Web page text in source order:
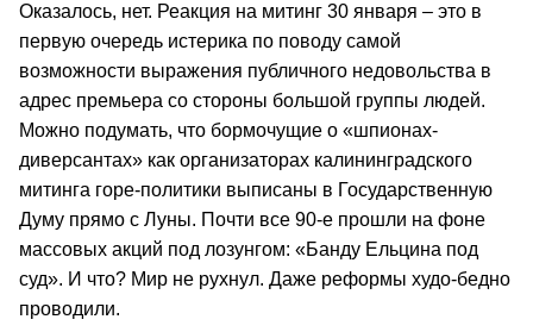
Оказалось, нет. Реакция на митинг 30 января – это в
первую очередь истерика по поводу самой
возможности выражения публичного недовольства в
адрес премьера со стороны большой группы людей.
Можно подумать, что бормочущие о «шпионах-
диверсантах» как организаторах калининградского
митинга горе-политики выписаны в Государственную
Думу прямо с Луны. Почти все 90-е прошли на фоне
массовых акций под лозунгом: «Банду Ельцина под
суд». И что? Мир не рухнул. Даже реформы худо-бедно
проводили.